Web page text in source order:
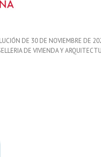
DE 30 DE NOVIEMBRE DE
DE VIVIENDA Y